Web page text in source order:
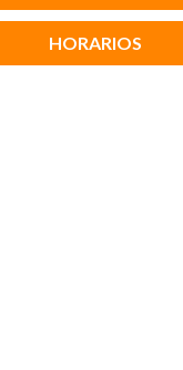
HORARIOS